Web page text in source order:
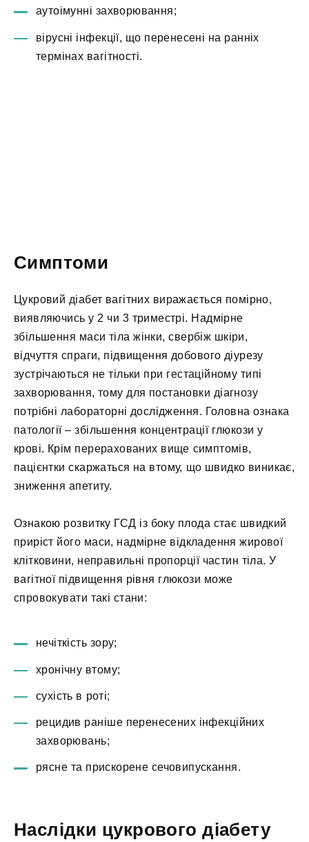
аутоімунні захворювання;
вірусні інфекції, що перенесені на ранніх
термінах вагітності.
Симптоми
Цукровий діабет вагітних виражається помірно,
виявляючись у 2 чи 3 триместрі. Надмірне
збільшення маси тіла жінки, свербіж шкіри,
відчуття спраги, підвищення добового діурезу
зустрічаються не тільки при гестаційному типі
захворювання, тому для постановки діагнозу
потрібні лабораторні дослідження. Головна ознака
патології – збільшення концентрації глюкози у
крові. Крім перерахованих вище симптомів,
пацієнтки скаржаться на втому, що швидко виникає,
зниження апетиту.
Ознакою розвитку ГСД із боку плода стає швидкий
приріст його маси, надмірне відкладення жирової
клітковини, неправильні пропорції частин тіла. У
вагітної підвищення рівня глюкози може
спровокувати такі стани:
нечіткість зору;
хронічну втому;
сухість в роті;
рецидив раніше перенесених інфекційних
захворювань;
рясне та прискорене сечовипускання.
Наслідки цукрового діабету